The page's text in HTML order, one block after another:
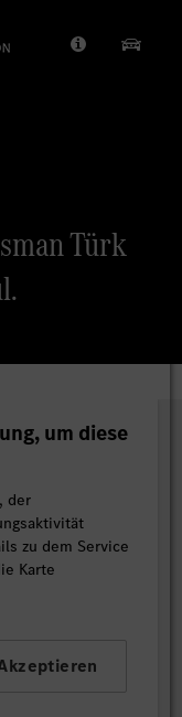
Anbieter/
Türk
um diese
der
zu dem Service
Karte